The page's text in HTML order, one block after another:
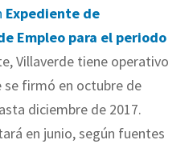
Expediente de
Empleo para el periodo
Villaverde tiene operativo
se firmó en octubre de
diciembre de 2017.
en junio, según fuentes